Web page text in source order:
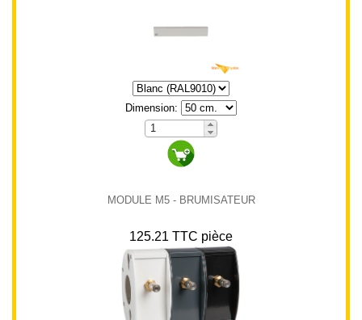
Dimension:
MODULE M5 - BRUMISATEUR
125.21 TTC pièce